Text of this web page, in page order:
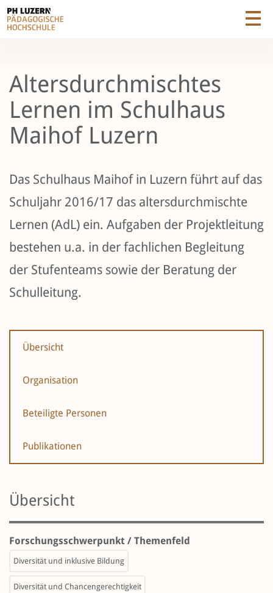
Altersdurchmischtes
Lernen im Schulhaus
Maihof Luzern
Das Schulhaus Maihof in Luzern führt auf das
Schuljahr 2016/17 das altersdurchmischte
Lernen (AdL) ein. Aufgaben der Projektleitung
bestehen u.a. in der fachlichen Begleitung
der Stufenteams sowie der Beratung der
Schulleitung.
Übersicht
Organisation
Beteiligte Personen
Publikationen
Übersicht
Forschungsschwerpunkt / Themenfeld
Diversität und inklusive Bildung
Diversität und Chancengerechtigkeit